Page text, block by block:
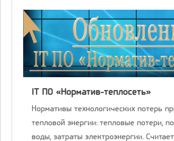
IT ПО «Норматив-теплосеть»
Нормативы технологических потерь
тепловой энергии: тепловые потери,
воды, затраты электроэнергии.